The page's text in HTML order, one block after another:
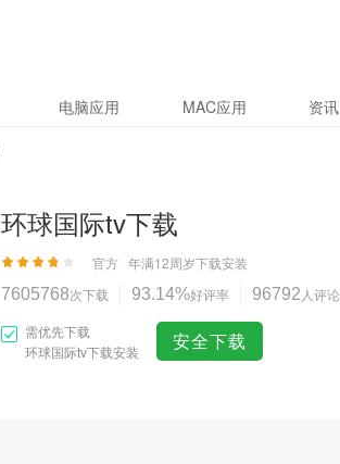
电脑应用 MAC应用 资讯
环球国际tv下载
官方 年满12周岁下载安装
7605768次下载 93.14%好评率 96792 人评论
需优先下载
环球国际tv下载安装
安全下载